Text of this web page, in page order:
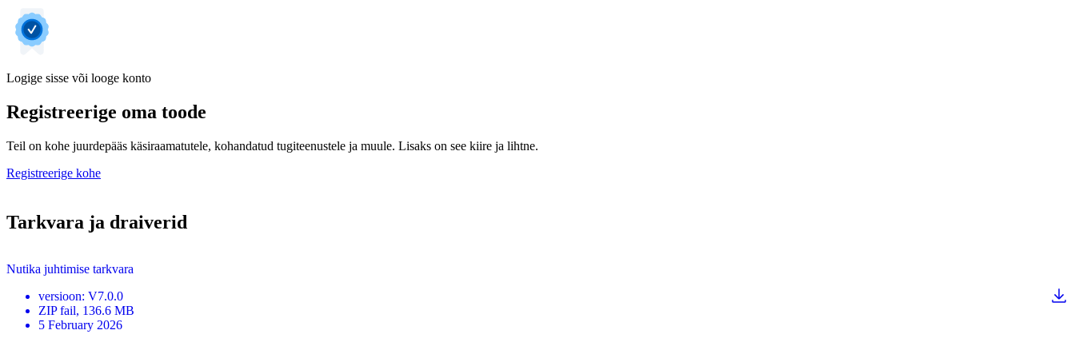
Logige sisse või looge konto
Registreerige oma toode
Teil on kohe juurdepääs käsiraamatutele, kohandatud tugiteenustele ja muule. Lisaks on see kiire ja lihtne.
Registreerige kohe
Tarkvara ja draiverid
Nutika juhtimise tarkvara
versioon: V7.0.0
ZIP fail, 136.6 MB
5 February 2026